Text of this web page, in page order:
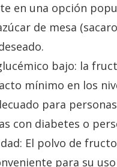
en una opción
de mesa
bajo: la
mínimo en los
para
con diabetes o
El polvo de
para su